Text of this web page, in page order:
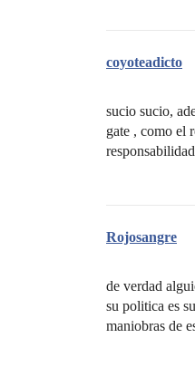
coyoteadicto
sucio sucio,
gate , como el
Rojosangre
de verdad
su politica es
maniobras de